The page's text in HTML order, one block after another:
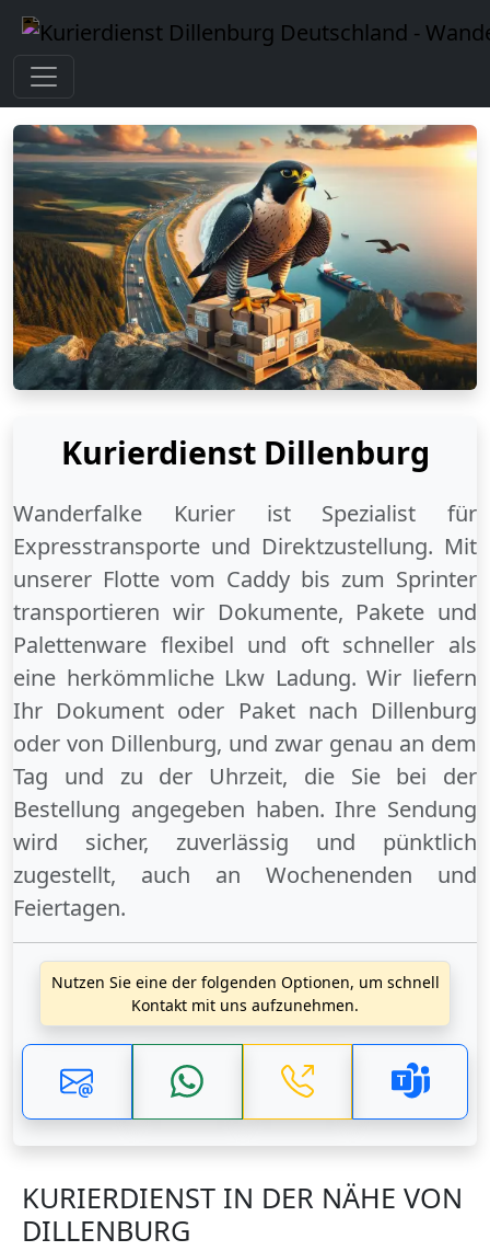
Kurierdienst Dillenburg
Wanderfalke Kurier ist Spezialist für
Expresstransporte und Direktzustellung. Mit
unserer Flotte vom Caddy bis zum Sprinter
transportieren wir Dokumente, Pakete und
Palettenware flexibel und oft schneller als
eine herkömmliche Lkw Ladung. Wir liefern
Ihr Dokument oder Paket nach Dillenburg
oder von Dillenburg, und zwar genau an dem
Tag und zu der Uhrzeit, die Sie bei der
Bestellung angegeben haben. Ihre Sendung
wird sicher, zuverlässig und pünktlich
zugestellt, auch an Wochenenden und
Feiertagen.
Nutzen Sie eine der folgenden Optionen, um schnell
Kontakt mit uns aufzunehmen.
KURIERDIENST IN DER NÄHE VON
DILLENBURG